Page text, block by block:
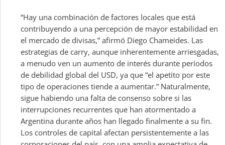
“Hay una combinación de factores locales que está
contribuyendo a una percepción de mayor estabilidad en
el mercado de divisas,” afirmó Diego Chameides. Las
estrategias de carry, aunque inherentemente arriesgadas,
a menudo ven un aumento de interés durante períodos
de debilidad global del USD, ya que “el apetito por este
tipo de operaciones tiende a aumentar.” Naturalmente,
sigue habiendo una falta de consenso sobre si las
interrupciones recurrentes que han atormentado a
Argentina durante años han llegado finalmente a su fin.
Los controles de capital afectan persistentemente a las